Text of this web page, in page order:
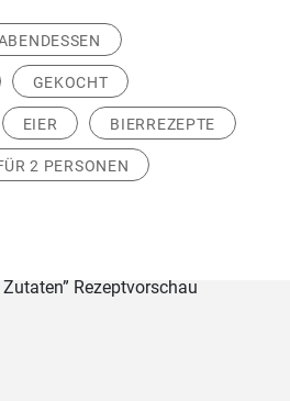
GEKOCHT
EIER BIERREZEPTE
2 PERSONEN